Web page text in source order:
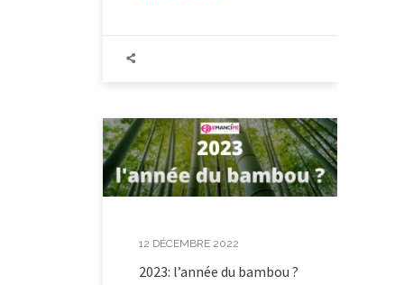
12 DÉCEMBRE 2022
2023: l’année du bambou ?